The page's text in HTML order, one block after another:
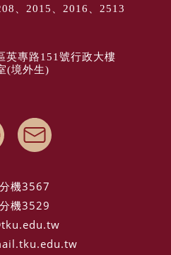
、2015、2016、2513
英專路151號行政大樓
(境外生)
機3567
機3529